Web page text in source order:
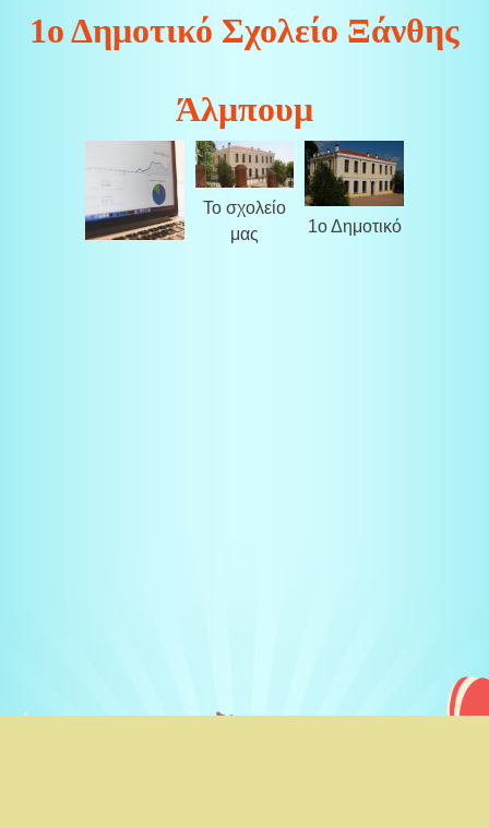
1ο Δημοτικό Σχολείο Ξάνθης
Άλμπουμ
Το σχολείο
μας
1ο Δημοτικό